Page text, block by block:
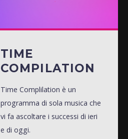
TIME
COMPILATION
Time Complilation è un
programma di sola musica che
vi fa ascoltare i successi di ieri
e di oggi.